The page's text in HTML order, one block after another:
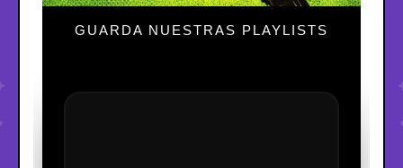
GUARDA NUESTRAS PLAYLISTS